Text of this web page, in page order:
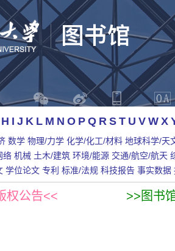
H I J K L M N O P Q R S T U V W X
数学 物理/力学 化学/化工/材料 地球科学/天
络 机械 土木/建筑 环境/能源 交通/航空/航天
学位论文 专利 标准/法规 科技报告 事实数据
权公告<< >>图书